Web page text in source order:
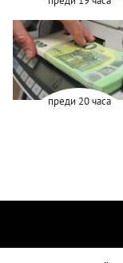
преди 20 часа